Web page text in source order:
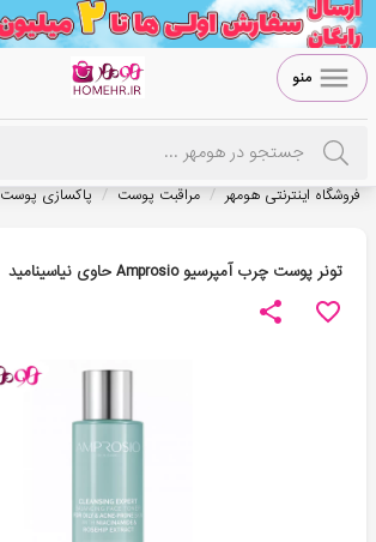
منو
فروشگاه اینترنتی هومهر / مراقبت پوست / پاکسازی پوست
تونر پوست چرب آمپرسیو Amprosio حاوی نیاسینامید